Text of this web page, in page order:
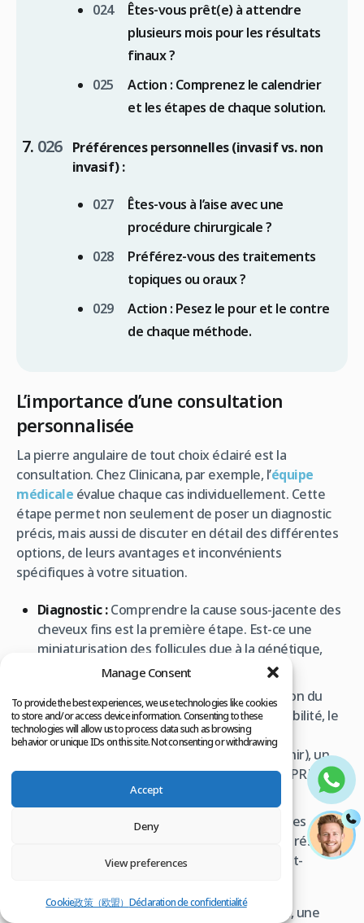
Manage Consent
To provide the best experiences, we use technologies like cookies
to store and/or access device information. Consenting to these
technologies will allow us to process data such as browsing
behavior or unique IDs on this site. Not consenting or withdrawing
Accept
Deny
View preferences
Cookie政策（欧盟） Déclaration de confidentialité
Êtes-vous prêt(e) à attendre
plusieurs mois pour les résultats
finaux ?
Action : Comprenez le calendrier
et les étapes de chaque solution.
Préférences personnelles (invasif vs. non
invasif) :
Êtes-vous à l’aise avec une
procédure chirurgicale ?
Préférez-vous des traitements
topiques ou oraux ?
Action : Pesez le pour et le contre
de chaque méthode.
L’importance d’une consultation
personnalisée
La pierre angulaire de tout choix éclairé est la
consultation. Chez Clinicana, par exemple, l’équipe
médicale évalue chaque cas individuellement. Cette
étape permet non seulement de poser un diagnostic
précis, mais aussi de discuter en détail des différentes
options, de leurs avantages et inconvénients
spécifiques à votre situation.
Diagnostic :Comprendre la cause sous-jacente des
cheveux fins est la première étape. Est-ce une
miniaturisation des follicules due à la génétique,
une carence, ou un autre problème ?
Plan de traitement sur mesure :En fonction du
diagnostic, de vos attentes et de votre éligibilité, le
spécialiste proposera un plan incluant
potentiellement une greffe (FUE, DHI, Saphir), un
traitement médical (Minoxidil, Finastéride, PRP) ou
une combinaison de ces approches.
Informations complètes :
Vous recevrez des
explications détaillées sur la procédure, les résultats
attendus, les risques potentiels, le suivi post-
Selon les avis et résultats patients de Clinicana, une